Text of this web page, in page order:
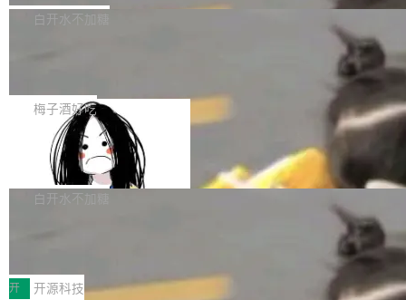
获配9...
题，该问题可能导致在旧版 Linux 内核...
P）！这一里程碑不仅标志着 Fluss 迈入新的发
长期停止内容更新，未能实现其作为“AI版维基百
提交的编辑请求也长期处于待处理状态。 Groki
pedia 于去年底上线，定位为由人工智能生成内
容的百科平台，被马斯克视为传统众包百科网站
维基百科的替代方案。Lawfare 调查发现，无论
热门页面还是低关注度页面，均未出现近期更
白开水不加糖
是这样的：配 MessageSource 的 Bean、写 R
eloadableResourceBundleMessageSource、
声明 LocaleResolver、注册 LocaleChangeInt
erceptor…五六步之后才能看到第一行翻译文
本。 Solon 换了个方式。整个 i18n 模块围绕三
梅子酒好吃
Apache Doris 4.1 全面增强 Iceberg：
支持 UPDATE、MERGE INTO 与 Iceb
erg V3
Apache Doris 4.1 要补齐的，正是缺失的那一
半。在已有查询能力的基础上，Doris 进一步支
常维护操作，并完整支持 Iceberg V3 格式。
白开水不加糖
村国家自主创新示范区会议中心开幕。本届大会
开 开源科技